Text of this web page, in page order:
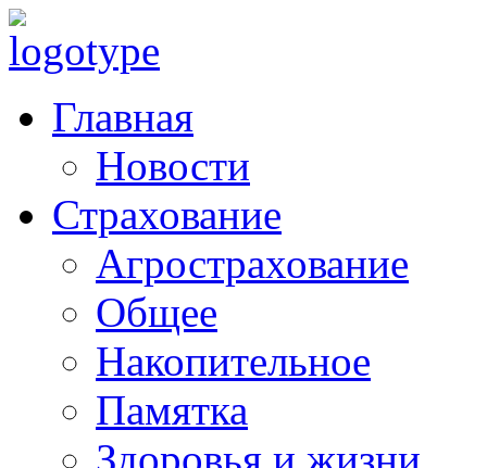
Главная
Новости
Страхование
Агрострахование
Общее
Накопительное
Памятка